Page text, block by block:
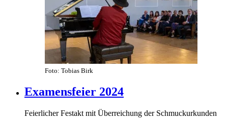
Foto: Tobias Birk
Examensfeier 2024
Feierlicher Festakt mit Überreichung der Schmuckurkunden